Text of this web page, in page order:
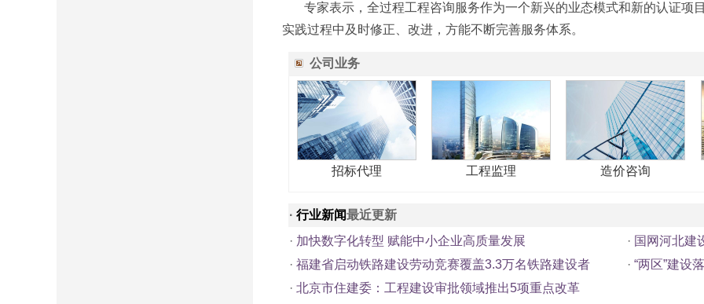
专家表示，全过程工程咨询服务作为一个新兴的业态模式和新的认证项
实践过程中及时修正、改进，方能不断完善服务体系。
公司业务
招标代理 工程监理 造价咨询
· 行业新闻最近更新
· 加快数字化转型 赋能中小企业高质量发展 · 国网河北建
· 福建省启动铁路建设劳动竞赛覆盖3.3万名铁路建设者 · “两区”建设
· 北京市住建委：工程建设审批领域推出5项重点改革